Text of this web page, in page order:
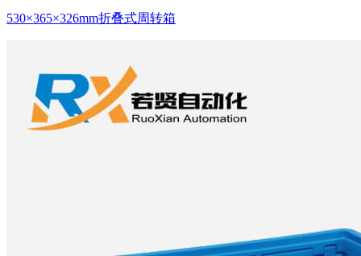
530×365×326mm折叠式周转箱